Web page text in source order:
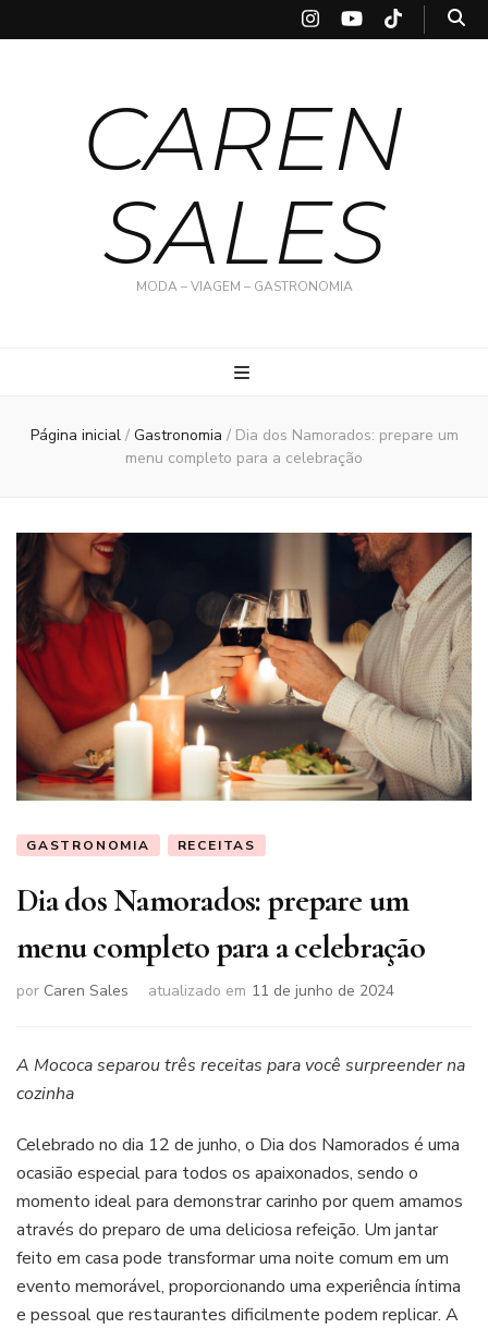
CAREN
SALES
MODA – VIAGEM – GASTRONOMIA
Página inicial / Gastronomia / Dia dos Namorados: prepare um
menu completo para a celebração
GASTRONOMIA RECEITAS
Dia dos Namorados: prepare um
menu completo para a celebração
por Caren Sales atualizado em 11 de junho de 2024
A Mococa separou três receitas para você surpreender na
cozinha
Celebrado no dia 12 de junho, o Dia dos Namorados é uma
ocasião especial para todos os apaixonados, sendo o
momento ideal para demonstrar carinho por quem amamos
através do preparo de uma deliciosa refeição. Um jantar
feito em casa pode transformar uma noite comum em um
evento memorável, proporcionando uma experiência íntima
e pessoal que restaurantes dificilmente podem replicar. A